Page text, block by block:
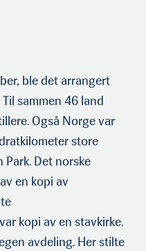
ble det arrangert
sammen 46 land
Også Norge var
store
Det norske
en kopi av
kopi av en stavkirke.
avdeling. Her stilte